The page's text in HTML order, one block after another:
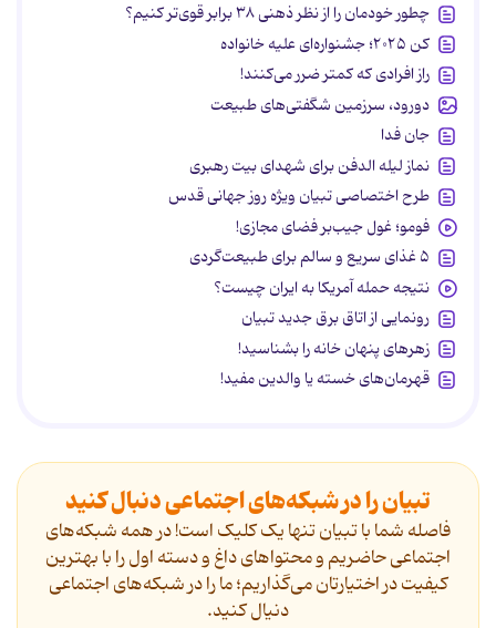
چطور خودمان را از نظر ذهنی ۳۸ برابر قوی‌تر کنیم؟
کن ۲۰۲۵؛ جشنواره‌ای علیه خانواده
راز افرادی که کمتر ضرر می‌کنند!
دورود، سرزمین شگفتی‌های طبیعت
جان فدا
نماز لیله الدفن برای شهدای بیت رهبری
طرح اختصاصی تبیان ویژه روز جهانی قدس
فومو؛ غول جیب‌بر فضای مجازی!
۵ غذای سریع و سالم برای طبیعت‌گردی
نتیجه حمله آمریکا به ایران چیست؟
رونمایی از اتاق برق جدید تبیان
زهرهای پنهان خانه را بشناسید!
قهرمان‌های خسته یا والدین مفید!
تبیان را در شبکه‌های اجتماعی دنبال کنید
فاصله شما با تبیان تنها یک کلیک است! در همه شبکه‌های
اجتماعی حاضریم و محتواهای داغ و دسته اول را با بهترین
کیفیت در اختیارتان می‌گذاریم؛ ما را در شبکه‌های اجتماعی
دنیال کنید.